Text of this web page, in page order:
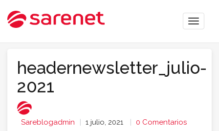
Toggle
headernewsletter_julio-
2021
Sareblogadmin 1 julio, 2021 0 Comentarios